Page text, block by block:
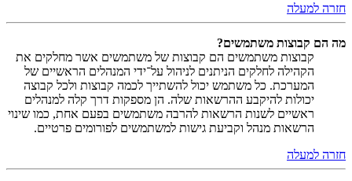
חזרה למעלה
מה הם קבוצות משתמשים?
קבוצות משתמשים הם קבוצות של משתמשים אשר מחלקים את
הקהילה לחלקים הניתנים לניהול על־ידי המנהלים הראשיים של
המערכת. כל משתמש יכול להשתייך לכמה קבוצות ולכל קבוצה
יכולות להיקבע ההרשאות שלה. הן מספקות דרך קלה למנהלים
ראשיים לשנות הרשאות להרבה משתמשים בפעם אחת, כמו שינוי
הרשאות מנהל וקביעת גישות למשתמשים לפורומים פרטיים.
חזרה למעלה